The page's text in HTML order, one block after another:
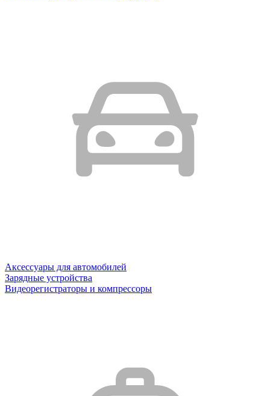
Аксессуары для автомобилей
Зарядные устройства
Видеорегистраторы и компрессоры